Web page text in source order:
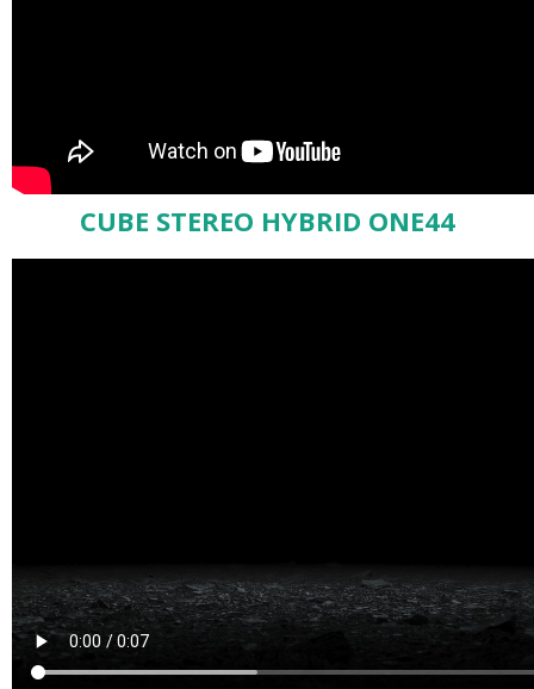
CUBE STEREO HYBRID ONE44